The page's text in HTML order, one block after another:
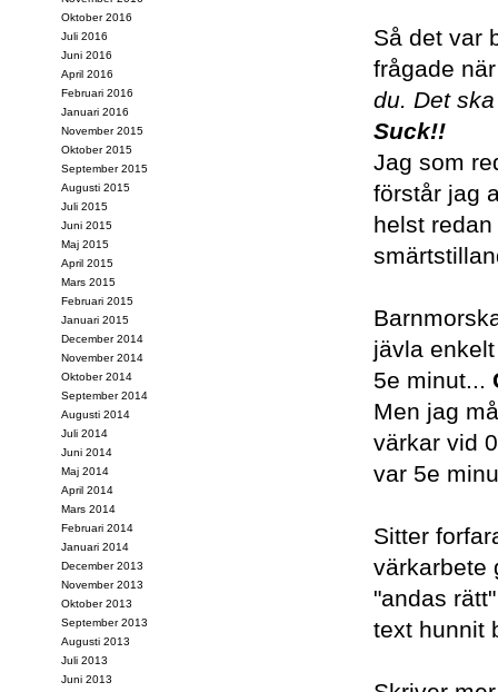
Så det var
frågade
du. Det
Suck!!
Jag som
förstår jag
helst
jävla
5e minut...
Men jag
värkar vid
var 5e
Sitter
värkarbete
"andas
text hunnit
Oktober 2016
Juli 2016
Juni 2016
April 2016
Februari 2016
Januari 2016
November 2015
Oktober 2015
September 2015
Augusti 2015
Juli 2015
Juni 2015
Maj 2015
April 2015
Mars 2015
Februari 2015
Januari 2015
December 2014
November 2014
Oktober 2014
September 2014
Augusti 2014
Juli 2014
Juni 2014
Maj 2014
April 2014
Mars 2014
Februari 2014
Januari 2014
December 2013
November 2013
Oktober 2013
September 2013
Augusti 2013
Juli 2013
Juni 2013